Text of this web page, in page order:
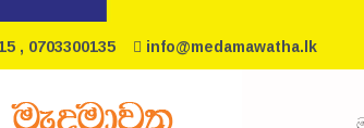
, 0703300135 info@medamawatha.lk